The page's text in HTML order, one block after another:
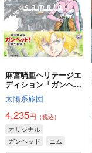
8月3日掲載
8月2日掲載
麻宮騎亜ヘリテージエ
ディション「ガンヘッ
ド」上巻
太陽系旅団
4,235円 （税込）
オリジナル
ガンヘッド
ニム